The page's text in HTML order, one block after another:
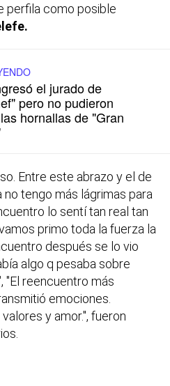
perfila como posible
el jurado de
pero no pudieron
hornallas de "Gran
Entre este abrazo y el de
tengo más lágrimas para
lo sentí tan real tan
primo toda la fuerza la
después se lo vio
algo q pesaba sobre
"El reencuentro más
emociones.
y amor.", fueron